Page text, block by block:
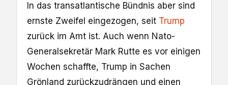
In das transatlantische Bündnis aber sind
ernste Zweifel eingezogen, seit Trump
zurück im Amt ist. Auch wenn Nato-
Generalsekretär Mark Rutte es vor einigen
Wochen schaffte, Trump in Sachen
Grönland zurückzudrängen und einen